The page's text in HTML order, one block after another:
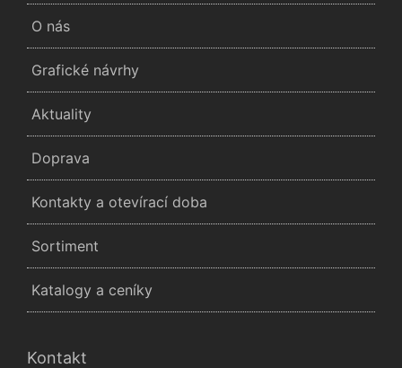
O nás
Grafické návrhy
Aktuality
Doprava
Kontakty a otevírací doba
Sortiment
Katalogy a ceníky
Kontakt